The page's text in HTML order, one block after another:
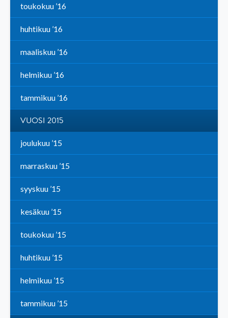
toukokuu ’16
huhtikuu ’16
maaliskuu ’16
helmikuu ’16
tammikuu ’16
VUOSI 2015
joulukuu ’15
marraskuu ’15
syyskuu ’15
kesäkuu ’15
toukokuu ’15
huhtikuu ’15
helmikuu ’15
tammikuu ’15